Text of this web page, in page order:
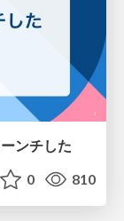
ンチした
0 810